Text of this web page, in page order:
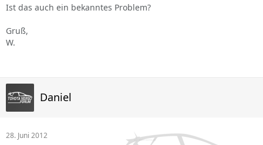
Ist das auch ein bekanntes Problem?
Gruß,
W.
Daniel
28. Juni 2012